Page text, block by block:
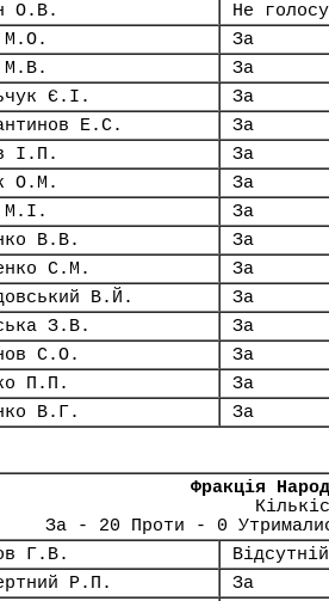
О.В.
Не
М.О.
За
М.В.
За
Є.І.
За
Е.С.
За
І.П.
За
О.М.
За
М.І.
За
В.В.
За
С.М.
За
В.Й.
За
З.В.
За
С.О.
За
П.П.
За
В.Г.
За
Фракція
За - 20 Проти - 0
Г.В.
Відсутній
Р.П.
За